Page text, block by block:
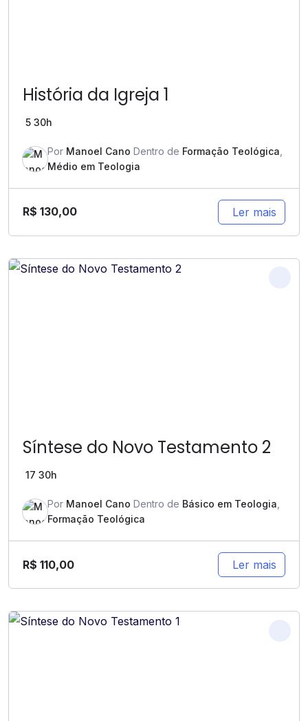
História da Igreja 1
5 30h
Por Manoel Cano Dentro de Formação Teológica
Médio em Teologia
R$ 130,00 Ler mais
Síntese do Novo Testamento 2
17 30h
Por Manoel Cano Dentro de Básico em Teologia
Formação Teológica
R$ 110,00 Ler mais